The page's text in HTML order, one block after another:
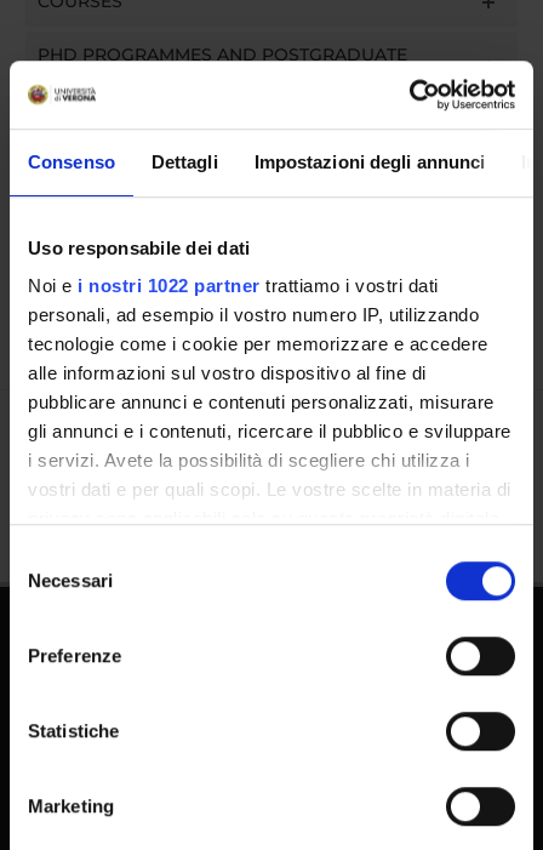
Consenso Dettagli Impostazioni degli annunci
Uso responsabile dei dati
Noi e i nostri 1022 partner trattiamo i vostri dati
personali, ad esempio il vostro numero IP, utilizzando
tecnologie come i cookie per memorizzare e accedere
alle informazioni sul vostro dispositivo al fine di
pubblicare annunci e contenuti personalizzati, misurare
gli annunci e i contenuti, ricercare il pubblico e sviluppare
i servizi. Avete la possibilità di scegliere chi utilizza i
vostri dati e per quali scopi. Le vostre scelte in materia di
modificare o revocare il proprio consenso in qualsiasi
momento dalla Dichiarazione sui cookie o facendo clic
raccogliere informazioni sulla tua posizione
geografica, con un'approssimazione di qualche
Identificare il tuo dispositivo, scansionandolo
delNecessari
Preferenze
Statistiche
Marketing
PHD PROGRAMMES AND POSTGRADUATE
Calendar
Share
E-learning